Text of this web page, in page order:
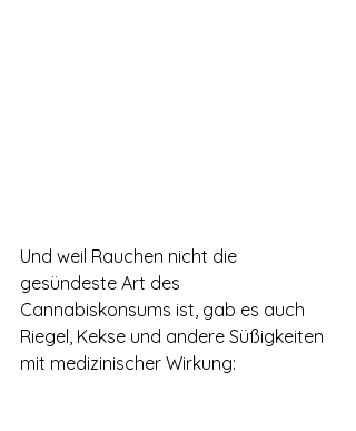
Und weil Rauchen nicht die
gesündeste Art des
Cannabiskonsums ist, gab es auch
Riegel, Kekse und andere Süßigkeiten
mit medizinischer Wirkung: